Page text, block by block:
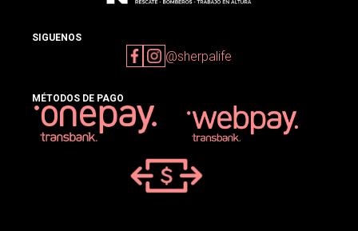
SIGUENOS
@sherpalife
MÉTODOS DE PAGO